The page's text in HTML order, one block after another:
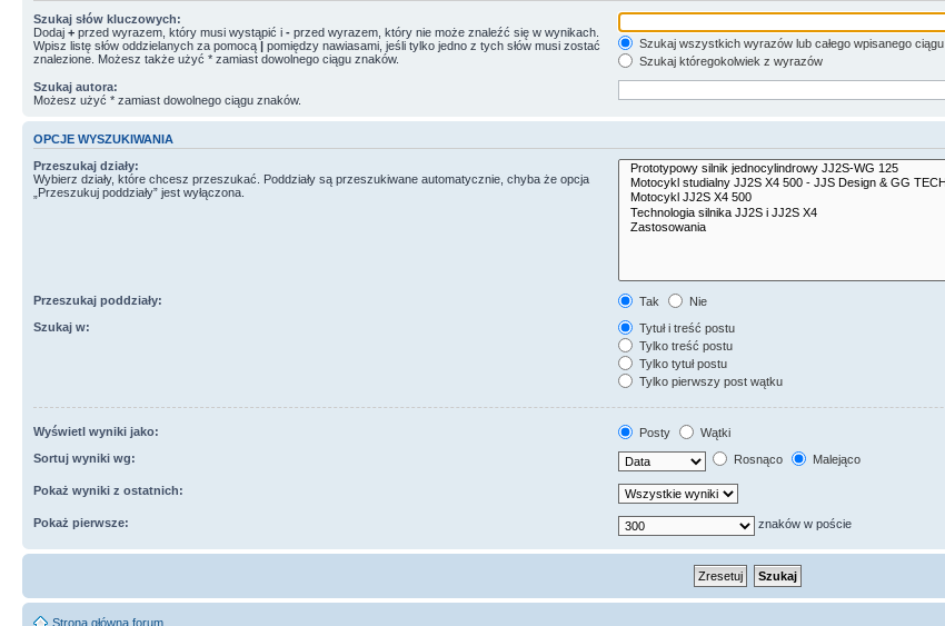
Szukaj słów kluczowych:
Dodaj + przed wyrazem, który musi wystąpić i - przed wyrazem, który nie może znaleźć się w wynikach.
Wpisz listę słów oddzielanych za pomocą | pomiędzy nawiasami, jeśli tylko jedno z tych słów musi zostać
znalezione. Możesz także użyć * zamiast dowolnego ciągu znaków.
Szukaj wszystkich wyrazów lub całego wpisanego ciągu
Szukaj któregokolwiek z wyrazów
Szukaj autora:
Możesz użyć * zamiast dowolnego ciągu znaków.
OPCJE WYSZUKIWANIA
Przeszukaj działy:
Wybierz działy, które chcesz przeszukać. Poddziały są przeszukiwane automatycznie, chyba że opcja
„Przeszukuj poddziały” jest wyłączona.
Przeszukaj poddziały: Tak
Nie
Szukaj w:
Tytuł i treść postu
Tylko treść postu
Tylko tytuł postu
Tylko pierwszy post wątku
Wyświetl wyniki jako: Posty
Wątki
Sortuj wyniki wg:
Rosnąco Malejąco
Pokaż wyniki z ostatnich:
Pokaż pierwsze: znaków w poście
Strona główna forum